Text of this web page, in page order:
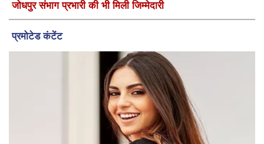
जोधपुर संभाग प्रभारी की भी मिली जिम्मेदारी